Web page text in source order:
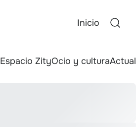
Inicio
Espacio ZityOcio y cultura